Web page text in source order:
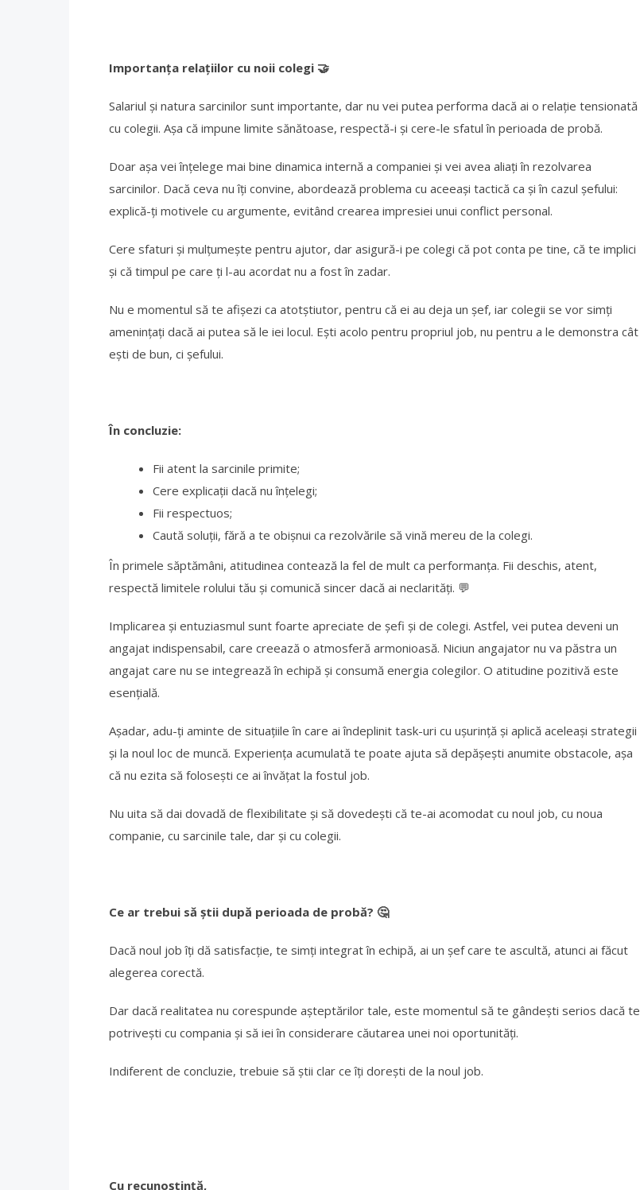
Importanța relațiilor cu noii colegi ‍🤝
Salariul și natura sarcinilor sunt importante, dar nu vei putea performa dacă ai o relație tensionată
cu colegii. Așa că impune limite sănătoase, respectă-i și cere-le sfatul în perioada de probă.
Doar așa vei înțelege mai bine dinamica internă a companiei și vei avea aliați în rezolvarea
sarcinilor. Dacă ceva nu îți convine, abordează problema cu aceeași tactică ca și în cazul șefului:
explică-ți motivele cu argumente, evitând crearea impresiei unui conflict personal.
Cere sfaturi și mulțumește pentru ajutor, dar asigură-i pe colegi că pot conta pe tine, că te implici
și că timpul pe care ți l-au acordat nu a fost în zadar.
Nu e momentul să te afișezi ca atotștiutor, pentru că ei au deja un șef, iar colegii se vor simți
amenințați dacă ai putea să le iei locul. Ești acolo pentru propriul job, nu pentru a le demonstra cât
ești de bun, ci șefului.
În concluzie:
Fii atent la sarcinile primite;
Cere explicații dacă nu înțelegi;
Fii respectuos;
Caută soluții, fără a te obișnui ca rezolvările să vină mereu de la colegi.
În primele săptămâni, atitudinea contează la fel de mult ca performanța. Fii deschis, atent,
respectă limitele rolului tău și comunică sincer dacă ai neclarități. 💬
Implicarea și entuziasmul sunt foarte apreciate de șefi și de colegi. Astfel, vei putea deveni un
angajat indispensabil, care creează o atmosferă armonioasă. Niciun angajator nu va păstra un
angajat care nu se integrează în echipă și consumă energia colegilor. O atitudine pozitivă este
esențială.
Așadar, adu-ți aminte de situațiile în care ai îndeplinit task-uri cu ușurință și aplică aceleași strategii
și la noul loc de muncă. Experiența acumulată te poate ajuta să depășești anumite obstacole, așa
că nu ezita să folosești ce ai învățat la fostul job.
Nu uita să dai dovadă de flexibilitate și să dovedești că te-ai acomodat cu noul job, cu noua
companie, cu sarcinile tale, dar și cu colegii.
Ce ar trebui să știi după perioada de probă? 🤔
Dacă noul job îți dă satisfacție, te simți integrat în echipă, ai un șef care te ascultă, atunci ai făcut
alegerea corectă.
Dar dacă realitatea nu corespunde așteptărilor tale, este momentul să te gândești serios dacă te
potrivești cu compania și să iei în considerare căutarea unei noi oportunități.
Indiferent de concluzie, trebuie să știi clar ce îți dorești de la noul job.
Cu recunoștință,